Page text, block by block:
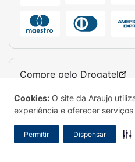
Cookies: O site da Araujo
experiência e oferecer
Permitir Dispensar
Compre pelo Drogatel
(31) 3270-
(BH e Região) Todos os dias, 06h
(Todo Brasil) Todos os dias, 06h às